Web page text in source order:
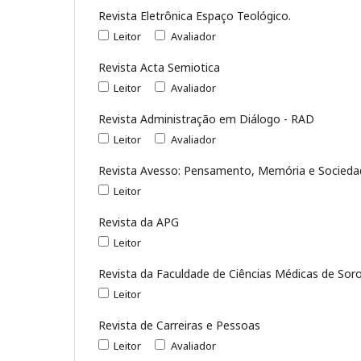
Revista Eletrônica Espaço Teológico.
Leitor Avaliador
Revista Acta Semiotica
Leitor Avaliador
Revista Administração em Diálogo - RAD
Leitor Avaliador
Revista Avesso: Pensamento, Memória e
Leitor
Revista da APG
Leitor
Revista da Faculdade de Ciências Médicas de
Leitor
Revista de Carreiras e Pessoas
Leitor Avaliador